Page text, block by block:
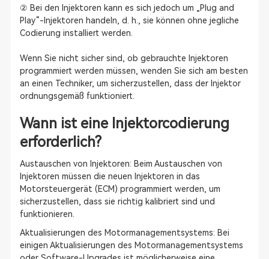
② Bei den Injektoren kann es sich jedoch um „Plug and
Play“-Injektoren handeln, d. h., sie können ohne jegliche
Codierung installiert werden.
Wenn Sie nicht sicher sind, ob gebrauchte Injektoren
programmiert werden müssen, wenden Sie sich am besten
an einen Techniker, um sicherzustellen, dass der Injektor
ordnungsgemäß funktioniert.
Wann ist eine Injektorcodierung
erforderlich?
Austauschen von Injektoren: Beim Austauschen von
Injektoren müssen die neuen Injektoren in das
Motorsteuergerät (ECM) programmiert werden, um
sicherzustellen, dass sie richtig kalibriert sind und
funktionieren.
Aktualisierungen des Motormanagementsystems: Bei
einigen Aktualisierungen des Motormanagementsystems